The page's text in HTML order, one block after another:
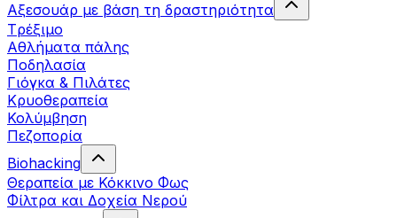
Αξεσουάρ με βάση τη δραστηριότητα
Tρέξιμο
Αθλήματα πάλης
Ποδηλασία
Γιόγκα & Πιλάτες
Κρυοθεραπεία
Κολύμβηση
Πεζοπορία
Biohacking
Θεραπεία με Κόκκινο Φως
Φίλτρα και Δοχεία Νερού